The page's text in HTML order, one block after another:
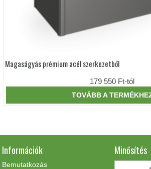
Magaságyás prémium acél szerkezetből
179 550 Ft-tól
TOVÁBB A
Ennek
terméknek
több
variációja
van.
ki
Információk
Bemutatkozás
Minősítés